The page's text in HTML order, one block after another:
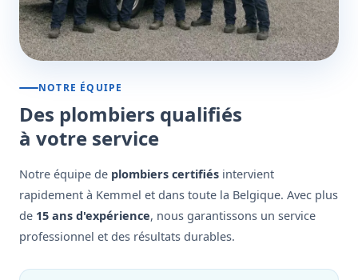
NOTRE ÉQUIPE
Des plombiers qualifiés
à votre service
Notre équipe de plombiers certifiés intervient
rapidement à Kemmel et dans toute la Belgique. Avec plus
de 15 ans d'expérience, nous garantissons un service
professionnel et des résultats durables.